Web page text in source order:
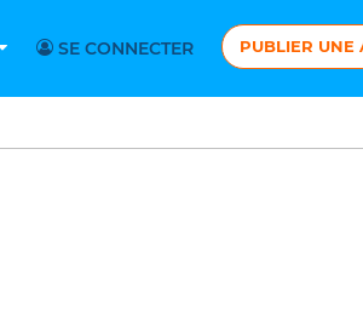
SE CONNECTER PUBLIER UNE